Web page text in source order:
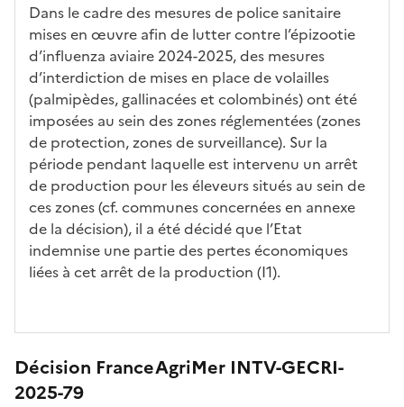
Dans le cadre des mesures de police sanitaire
mises en œuvre afin de lutter contre l’épizootie
d’influenza aviaire 2024-2025, des mesures
d’interdiction de mises en place de volailles
(palmipèdes, gallinacées et colombinés) ont été
imposées au sein des zones réglementées (zones
de protection, zones de surveillance). Sur la
période pendant laquelle est intervenu un arrêt
de production pour les éleveurs situés au sein de
ces zones (cf. communes concernées en annexe
de la décision), il a été décidé que l’Etat
indemnise une partie des pertes économiques
liées à cet arrêt de la production (I1).
Décision FranceAgriMer INTV-GECRI-
2025-79